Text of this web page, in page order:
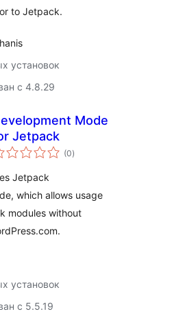
to Jetpack.
установок
с 4.8.29
Mode
Jetpack
(0общий
рейтинг
)
Jetpack
which allows usage
modules without
установок
с 5.5.19